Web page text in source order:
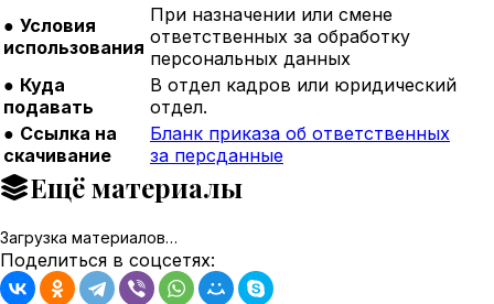
● Условия
использования
При назначении или смене
ответственных за обработку
персональных данных
● Куда
подавать
В отдел кадров или юридический
отдел.
● Ссылка на
скачивание
Бланк приказа об ответственных
за персданные
Ещё материалы
Загрузка материалов…
Поделиться в соцсетях: